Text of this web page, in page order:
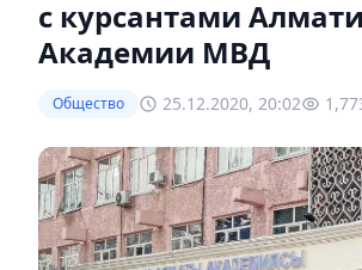
с курсантами
Академии МВД
Общество 25.12.2020, 20:02